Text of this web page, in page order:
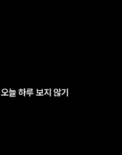
오늘 하루 보지 않기